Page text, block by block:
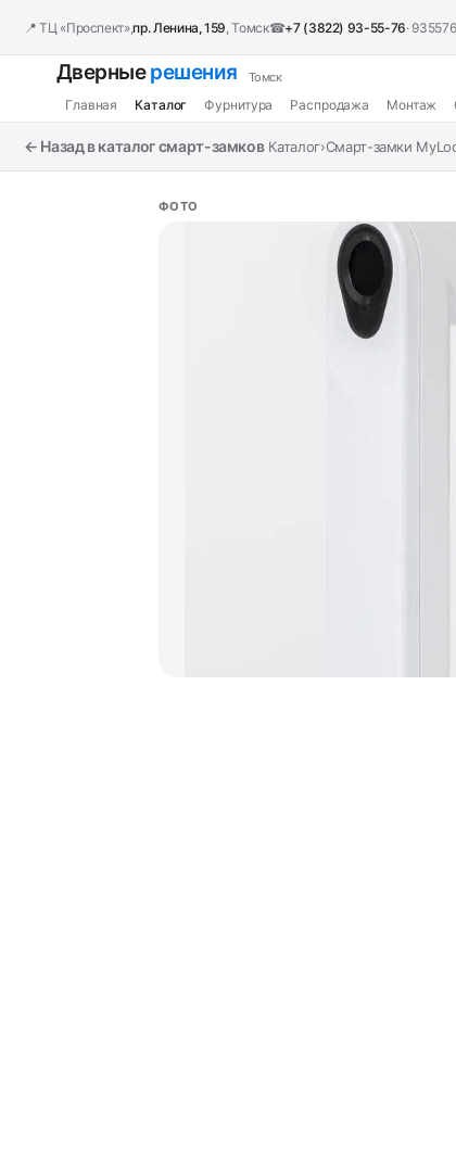
📍 ТЦ «Проспект»,пр. Ленина, 159 , Томск☎+7 (3822) 93-55-76· 935576
Дверныерешения Томск
Главная Каталог Фурнитура Распродажа Монтаж
← Назад в каталог смарт-замков Каталог›Смарт-замки
ФОТО